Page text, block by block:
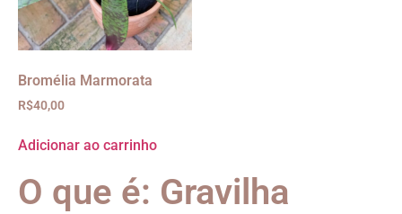
Bromélia Marmorata
R$40,00
Adicionar ao carrinho
O que é: Gravilha